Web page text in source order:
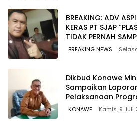
BREAKING: ADV
KERAS PT SJAP
TIDAK PERNAH
WAWOONE!
BREAKING NEWS
Dikbud Konawe
Sampaikan
Pelaksanaan
Gratis
KONAWE Kamis, 9 Juli